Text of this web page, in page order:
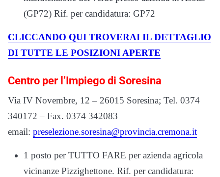
(GP72) Rif. per candidatura: GP72
CLICCANDO QUI TROVERAI IL DETTAGLIO
DI TUTTE LE POSIZIONI APERTE
Centro per l’Impiego di Soresina
Via IV Novembre, 12 – 26015 Soresina; Tel. 0374
340172 – Fax. 0374 342083
email: preselezione.soresina@provincia.cremona.it
1 posto per TUTTO FARE per azienda agricola
vicinanze Pizzighettone. Rif. per candidatura: